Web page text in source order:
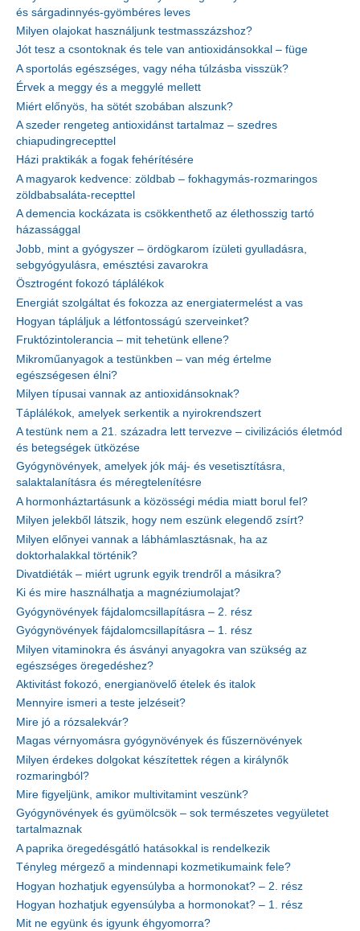
és sárgadinnyés-gyömbéres leves
Milyen olajokat használjunk testmasszázshoz?
Jót tesz a csontoknak és tele van antioxidánsokkal – füge
A sportolás egészséges, vagy néha túlzásba visszük?
Érvek a meggy és a meggylé mellett
Miért előnyös, ha sötét szobában alszunk?
A szeder rengeteg antioxidánst tartalmaz – szedres
chiapudingrecepttel
Házi praktikák a fogak fehérítésére
A magyarok kedvence: zöldbab – fokhagymás-rozmaringos
zöldbabsaláta-recepttel
A demencia kockázata is csökkenthető az élethosszig tartó
házassággal
Jobb, mint a gyógyszer – ördögkarom ízületi gyulladásra,
sebgyógyulásra, emésztési zavarokra
Ösztrogént fokozó táplálékok
Energiát szolgáltat és fokozza az energiatermelést a vas
Hogyan tápláljuk a létfontosságú szerveinket?
Fruktózintolerancia – mit tehetünk ellene?
Mikroműanyagok a testünkben – van még értelme
egészségesen élni?
Milyen típusai vannak az antioxidánsoknak?
Táplálékok, amelyek serkentik a nyirokrendszert
A testünk nem a 21. századra lett tervezve – civilizációs életmód
és betegségek ütközése
Gyógynövények, amelyek jók máj- és vesetisztításra,
salaktalanításra és méregtelenítésre
A hormonháztartásunk a közösségi média miatt borul fel?
Milyen jelekből látszik, hogy nem eszünk elegendő zsírt?
Milyen előnyei vannak a lábhámlasztásnak, ha az
doktorhalakkal történik?
Divatdiéták – miért ugrunk egyik trendről a másikra?
Ki és mire használhatja a magnéziumolajat?
Gyógynövények fájdalomcsillapításra – 2. rész
Gyógynövények fájdalomcsillapításra – 1. rész
Milyen vitaminokra és ásványi anyagokra van szükség az
egészséges öregedéshez?
Aktivitást fokozó, energianövelő ételek és italok
Mennyire ismeri a teste jelzéseit?
Mire jó a rózsalekvár?
Magas vérnyomásra gyógynövények és fűszernövények
Milyen érdekes dolgokat készítettek régen a királynők
rozmaringból?
Mire figyeljünk, amikor multivitamint veszünk?
Gyógynövények és gyümölcsök – sok természetes vegyületet
tartalmaznak
A paprika öregedésgátló hatásokkal is rendelkezik
Tényleg mérgező a mindennapi kozmetikumaink fele?
Hogyan hozhatjuk egyensúlyba a hormonokat? – 2. rész
Hogyan hozhatjuk egyensúlyba a hormonokat? – 1. rész
Mit ne együnk és igyunk éhgyomorra?